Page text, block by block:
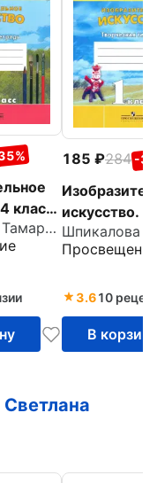
класс.
Шпикалова Тамара Яковлевна
185 284 -
искусство. 1
Творческая
тетрадь.
3.610
В корзину